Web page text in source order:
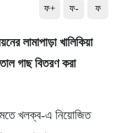
ফ+ ফ- ফ
লামাপাড়া খালিকিয়া
গাছ বিতরণ করা
খলক্ব-এ নিয়োজিত